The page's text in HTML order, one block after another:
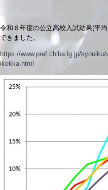
令和６年度の公立高校入試結果(平
できました。
https://www.pref.chiba.lg.jp/
ikekka.html